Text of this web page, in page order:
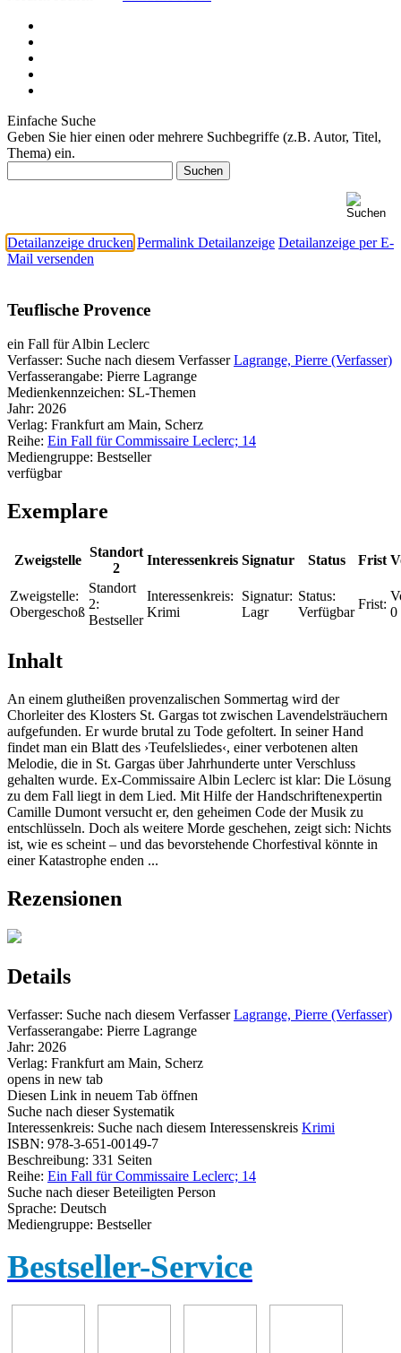
Einfache Suche
Geben Sie hier einen oder mehrere Suchbegriffe (z.B. Autor, Titel,
Thema) ein.
Detailanzeige drucken Permalink Detailanzeige Detailanzeige per E-
Mail versenden
Teuflische Provence
ein Fall für Albin Leclerc
Verfasser: Suche nach diesem Verfasser Lagrange, Pierre (Verfasser)
Verfasserangabe: Pierre Lagrange
Medienkennzeichen: SL-Themen
Jahr: 2026
Verlag: Frankfurt am Main, Scherz
Reihe: Ein Fall für Commissaire Leclerc; 14
Mediengruppe: Bestseller
verfügbar
Exemplare
Zweigstelle
Standort
2
Interessenkreis Signatur Status Frist
Zweigstelle:
Obergeschoß
Standort
2:
Bestseller
Interessenkreis:
Krimi
Signatur:
Lagr
Status:
Verfügbar
Frist:
0
Inhalt
An einem glutheißen provenzalischen Sommertag wird der
Chorleiter des Klosters St. Gargas tot zwischen Lavendelsträuchern
aufgefunden. Er wurde brutal zu Tode gefoltert. In seiner Hand
findet man ein Blatt des ›Teufelsliedes‹, einer verbotenen alten
Melodie, die in St. Gargas über Jahrhunderte unter Verschluss
gehalten wurde. Ex-Commissaire Albin Leclerc ist klar: Die Lösung
zu dem Fall liegt in dem Lied. Mit Hilfe der Handschriftenexpertin
Camille Dumont versucht er, den geheimen Code der Musik zu
entschlüsseln. Doch als weitere Morde geschehen, zeigt sich: Nichts
ist, wie es scheint – und das bevorstehende Chorfestival könnte in
einer Katastrophe enden ...
Rezensionen
Details
Verfasser: Suche nach diesem Verfasser Lagrange, Pierre (Verfasser)
Verfasserangabe: Pierre Lagrange
Jahr: 2026
Verlag: Frankfurt am Main, Scherz
opens in new tab
Diesen Link in neuem Tab öffnen
Suche nach dieser Systematik
Interessenkreis: Suche nach diesem Interessenskreis Krimi
ISBN: 978-3-651-00149-7
Beschreibung: 331 Seiten
Reihe: Ein Fall für Commissaire Leclerc; 14
Suche nach dieser Beteiligten Person
Sprache: Deutsch
Mediengruppe: Bestseller
Bestseller-Service